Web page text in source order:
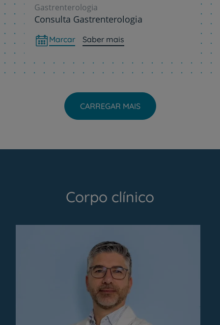
Gastrenterologia
Consulta Gastrenterologia
Marcar Saber mais
CARREGAR MAIS
Corpo clínico